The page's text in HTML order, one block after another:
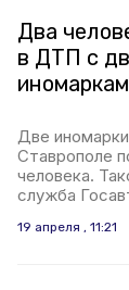
Два
в ДТП с
Две иномарки
Ставрополе
человека.
служба
19 апреля , 11:21